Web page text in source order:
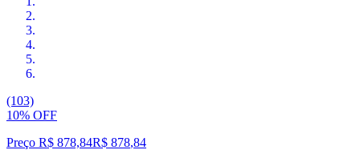
(103)
10% OFF
Preço R$ 878,84R$ 878,84